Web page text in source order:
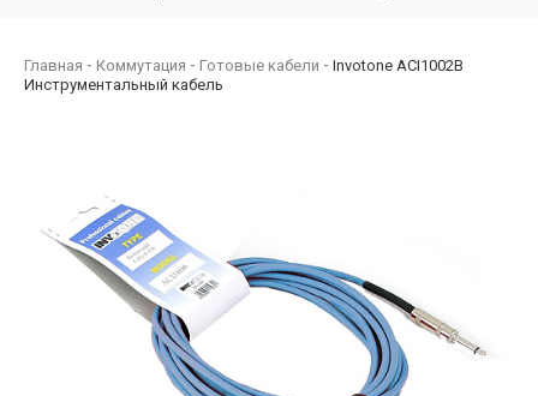
Главная Коммутация Готовые кабели
Invotone ACI1002B
Инструментальный кабель